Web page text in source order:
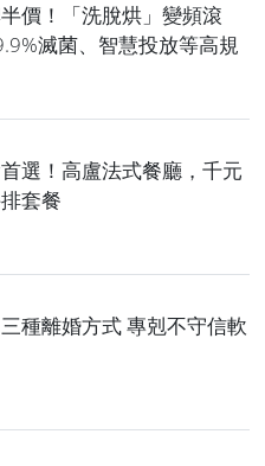
價！「洗脫烘」變頻滾
滅菌、智慧投放等高規
選！高盧法式餐廳，千元
套餐
種離婚方式 專剋不守信軟